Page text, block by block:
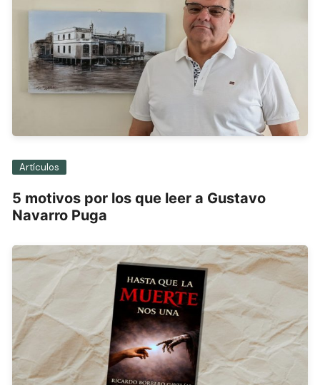
Artículos
5 motivos por los que leer a Gustavo
Navarro Puga